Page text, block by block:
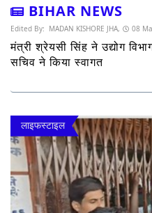
BIHAR NEWS
Edited By: MADAN KISHORE JHA, 08
मंत्री श्रेयसी सिंह ने उद्योग
सचिव ने किया स्वागत
लाइफस्टाइल